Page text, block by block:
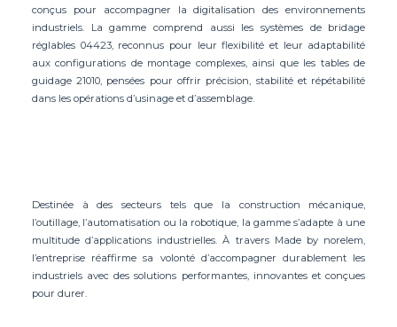
conçus pour accompagner la digitalisation des environnements
industriels. La gamme comprend aussi les systèmes de bridage
réglables 04423, reconnus pour leur flexibilité et leur adaptabilité
aux configurations de montage complexes, ainsi que les tables de
guidage 21010, pensées pour offrir précision, stabilité et répétabilité
dans les opérations d’usinage et d’assemblage.
Destinée à des secteurs tels que la construction mécanique,
l’outillage, l’automatisation ou la robotique, la gamme s’adapte à une
multitude d’applications industrielles. À travers Made by norelem,
l’entreprise réaffirme sa volonté d’accompagner durablement les
industriels avec des solutions performantes, innovantes et conçues
pour durer.